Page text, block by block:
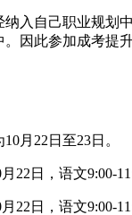
入自己职业规划
因此参加成考提
月22日至23日。
日，语文9:00-
日，语文9:00-